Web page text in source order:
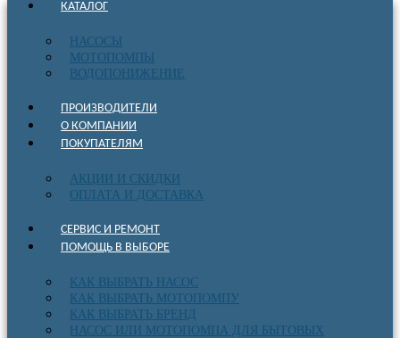
КАТАЛОГ
НАСОСЫ
МОТОПОМПЫ
ВОДОПОНИЖЕНИЕ
ПРОИЗВОДИТЕЛИ
О КОМПАНИИ
ПОКУПАТЕЛЯМ
АКЦИИ И СКИДКИ
ОПЛАТА И ДОСТАВКА
СЕРВИС И РЕМОНТ
ПОМОЩЬ В ВЫБОРЕ
КАК ВЫБРАТЬ НАСОС
КАК ВЫБРАТЬ МОТОПОМПУ
КАК ВЫБРАТЬ БРЕНД
НАСОС ИЛИ МОТОПОМПА ДЛЯ БЫТОВЫХ